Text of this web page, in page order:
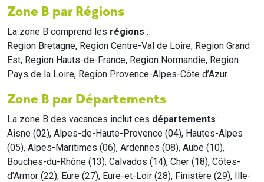
Zone B par Régions
La zone B comprend les régions :
Region Bretagne, Region Centre-Val de Loire, Region Grand
Est, Region Hauts-de-France, Region Normandie, Region
Pays de la Loire, Region Provence-Alpes-Côte d’Azur.
Zone B par Départements
La zone B des vacances inclut ces départements :
Aisne (02), Alpes-de-Haute-Provence (04), Hautes-Alpes
(05), Alpes-Maritimes (06), Ardennes (08), Aube (10),
Bouches-du-Rhône (13), Calvados (14), Cher (18), Côtes-
d’Armor (22), Eure (27), Eure-et-Loir (28), Finistère (29), Ille-